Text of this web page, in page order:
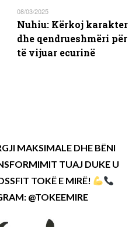
08/03/2025
Nuhiu: Kërkoj karakter
dhe qendrueshmëri për
të vijuar ecurinë
MAKSIMALE DHE BËNI
TUAJ DUKE U
TOKË E MIRË!
@TOKEEMIRE